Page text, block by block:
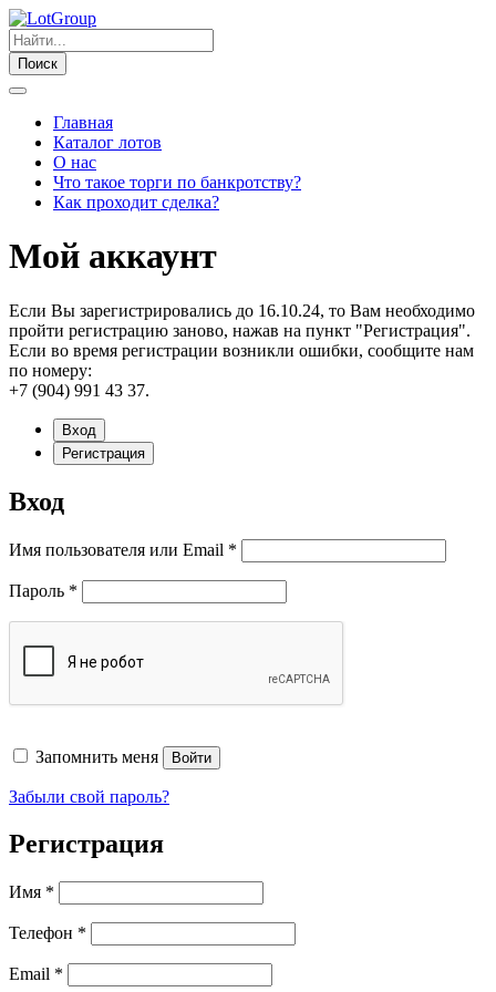
Поиск
Главная
Каталог лотов
О нас
Что такое торги по банкротству?
Как проходит сделка?
Мой аккаунт
Если Вы зарегистрировались до 16.10.24, то Вам необходимо
пройти регистрацию заново, нажав на пункт "Регистрация".
Если во время регистрации возникли ошибки, сообщите нам
по номеру:
+7 (904) 991 43 37.
Вход
Регистрация
Вход
Имя пользователя или Email *
Пароль *
Запомнить меня Войти
Забыли свой пароль?
Регистрация
Имя *
Телефон *
Email *